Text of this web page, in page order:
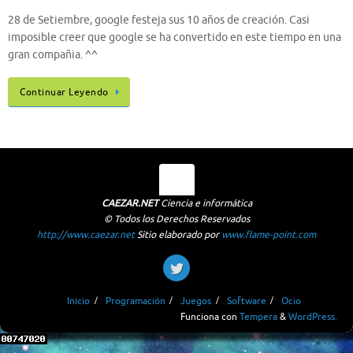
28 de Setiembre, google festeja sus 10 años de creación. Casi
imposible creer que google se ha convertido en este tiempo en una
gran compañia. ^^
Continuar Leyendo
CAEZAR.NETCiencia e informática
© Todos los Derechos Reservados
http://www.caezar.netSitio elaborado porwww.flame-point.com
Inicio Programación Juegos Software
Ocio
Funciona con Tempera&WordPress.